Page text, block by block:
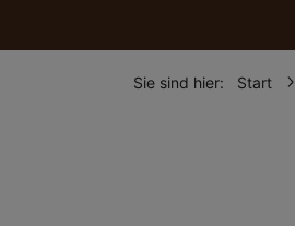
Sie sind hier: Start